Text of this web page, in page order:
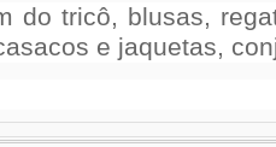
do tricô, blusas,
e jaquetas,